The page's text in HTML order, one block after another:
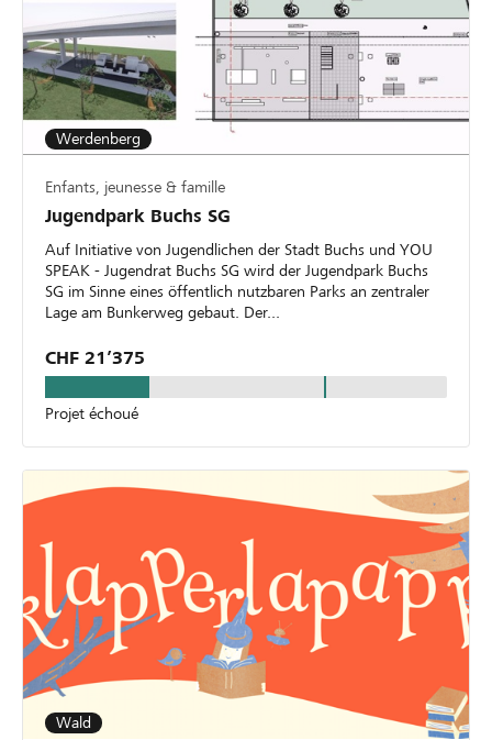
Werdenberg
Enfants, jeunesse & famille
Jugendpark Buchs SG
Auf Initiative von Jugendlichen der Stadt Buchs und YOU
SPEAK - Jugendrat Buchs SG wird der Jugendpark Buchs
SG im Sinne eines öffentlich nutzbaren Parks an zentraler
Lage am Bunkerweg gebaut. Der...
CHF 21’375
Projet échoué
Wald